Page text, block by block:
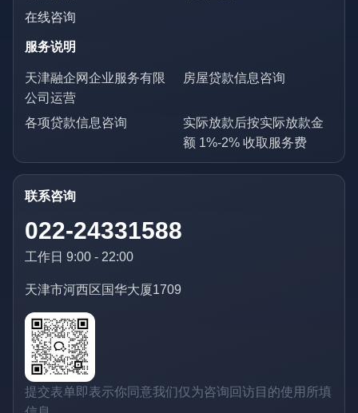
在线咨询
服务说明
天津融企网企业服务有限
公司运营
房屋贷款信息咨询
各项贷款信息咨询
实际放款后按实际放款金
额 1%-2% 收取服务费
联系咨询
022-24331588
工作日 9:00 - 22:00
天津市河西区国华大厦1709
提交表单即表示你同意我们仅为咨询回访目的使用所填